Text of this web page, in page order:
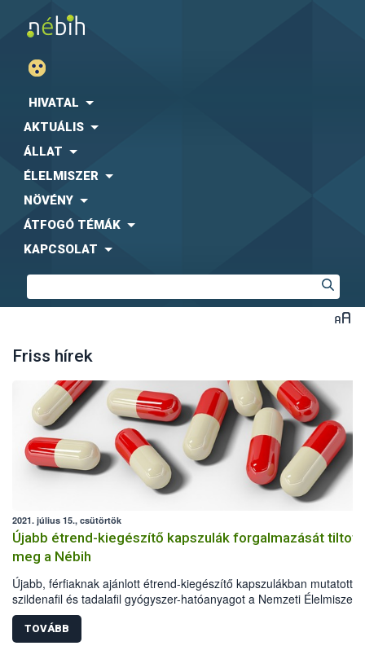
HIVATAL
AKTUÁLIS
ÁLLAT
ÉLELMISZER
NÖVÉNY
ÁTFOGÓ TÉMÁK
KAPCSOLAT
Friss hírek
2021. július 15., csütörtök
Újabb étrend-kiegészítő kapszulák forgalmazását
meg a Nébih
Újabb, férfiaknak ajánlott étrend-kiegészítő kapszulákban mutatott ki
szildenafil és tadalafil gyógyszer-hatóanyagot a Nemzeti
biztonsági Hivatal (Nébih) laboratóriuma. A hivatal kötelezte a
forgalmazót – minőségmegőrzési időre való tekintet nélkül – a
kereskedelmi forgalomból való azonnali kivonására és a
TOVÁBB